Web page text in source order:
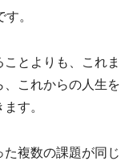
。
とよりも、これま
これからの人生を
す。
複数の課題が同じ